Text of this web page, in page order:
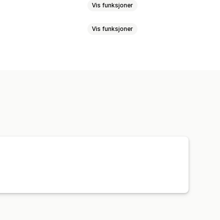
Vis funksjoner
Vis funksjoner